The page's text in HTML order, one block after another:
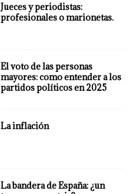
Jueces y periodistas:
profesionales o marionetas.
El voto de las personas
mayores: como entender a los
partidos políticos en 2025
La inflación
La bandera de España: ¿un